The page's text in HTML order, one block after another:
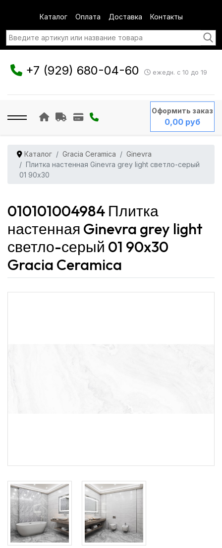
Каталог Оплата Доставка Контакты
+7 (929) 680-04-60 ежедн. с 10 до 19
Оформить заказ
0,00 руб
Каталог Gracia Ceramica
Ginevra
Плитка настенная Ginevra grey light светло-серый
01 90x30
010101004984 Плитка
настенная Ginevra grey light
светло-серый 01 90x30
Gracia Ceramica